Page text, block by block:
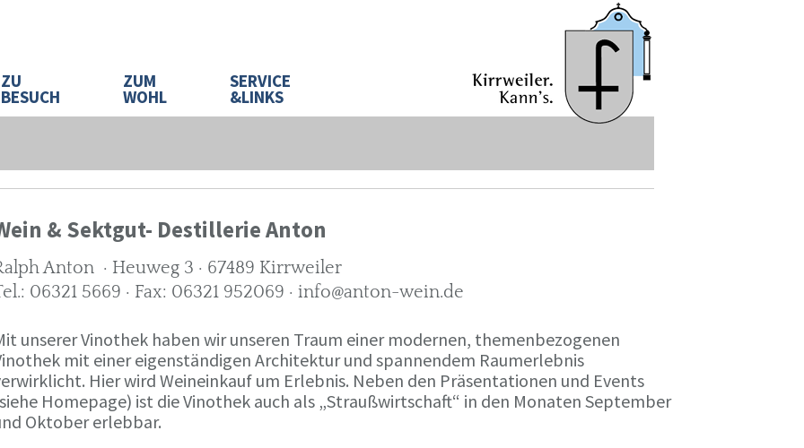
ZU
BESUCH
ZUM
WOHL
SERVICE
&LINKS
& Sektgut- Destillerie Anton
Anton · Heuweg 3 · 67489 Kirrweiler
06321 5669 · Fax: 06321 952069 · info@anton-wein.de
unserer Vinothek haben wir unseren Traum einer modernen, themenbezogenen
mit einer eigenständigen Architektur und spannendem Raumerlebnis
Hier wird Weineinkauf um Erlebnis. Neben den Präsentationen und Events
Homepage) ist die Vinothek auch als „Straußwirtschaft“ in den Monaten September
Oktober erlebbar.